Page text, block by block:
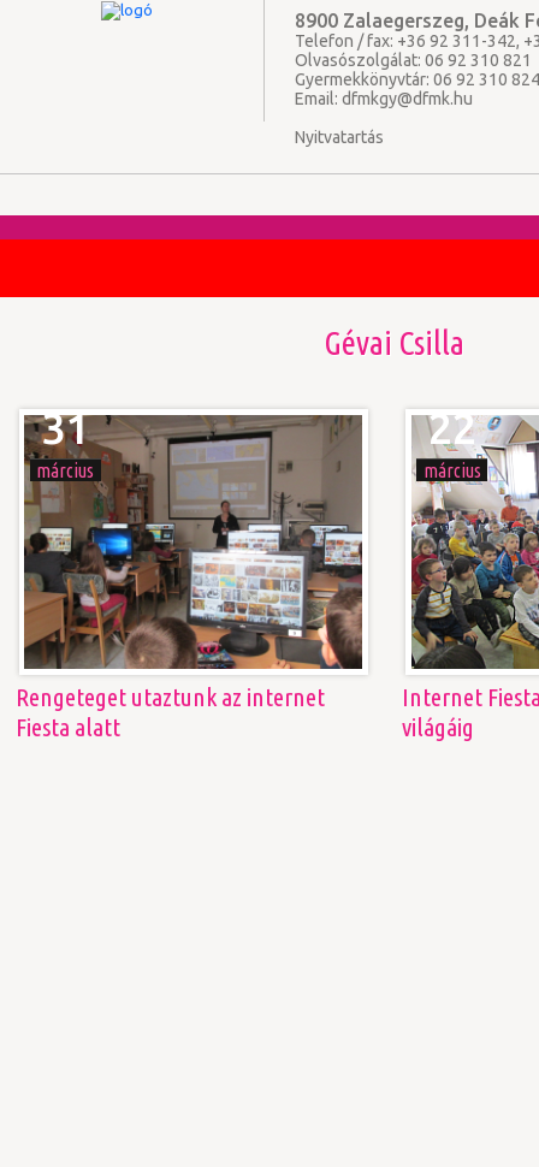
8900 Zalaegerszeg, Deák
Telefon / fax: +36 92 311-342,
Olvasószolgálat: 06 92 310 821
Gyermekkönyvtár: 06 92 310
Email:dfmkgy@dfmk.hu
Nyitvatartás
Gévai Csilla
31
március
Rengeteget utaztunk az internet
Fiesta alatt
22
március
Internet
világáig